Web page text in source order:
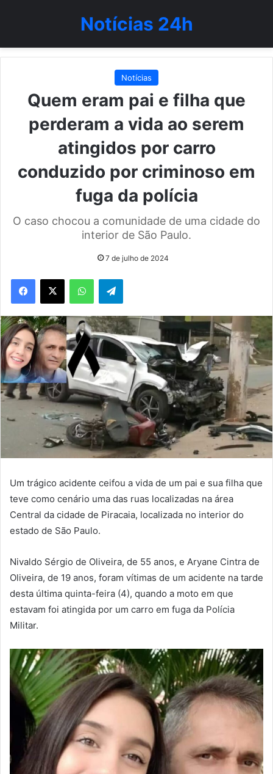
Notícias 24h
Notícias
Quem eram pai e filha que
perderam a vida ao serem
atingidos por carro
conduzido por criminoso em
fuga da polícia
O caso chocou a comunidade de uma cidade do
interior de São Paulo.
7 de julho de 2024
WhatsAppTelegram
Um trágico acidente ceifou a vida de um pai e sua filha que
teve como cenário uma das ruas localizadas na área
Central da cidade de Piracaia, localizada no interior do
estado de São Paulo.
Nivaldo Sérgio de Oliveira, de 55 anos, e Aryane Cintra de
Oliveira, de 19 anos, foram vítimas de um acidente na tarde
desta última quinta-feira (4), quando a moto em que
estavam foi atingida por um carro em fuga da Polícia
Militar.